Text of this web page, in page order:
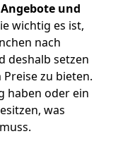
und
wichtig es ist,
nach
deshalb setzen
zu bieten.
haben oder ein
was